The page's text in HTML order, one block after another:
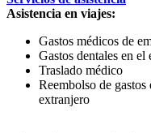
Asistencia en viajes:
Gastos médicos de
Gastos dentales en el
Traslado médico
Reembolso de
extranjero